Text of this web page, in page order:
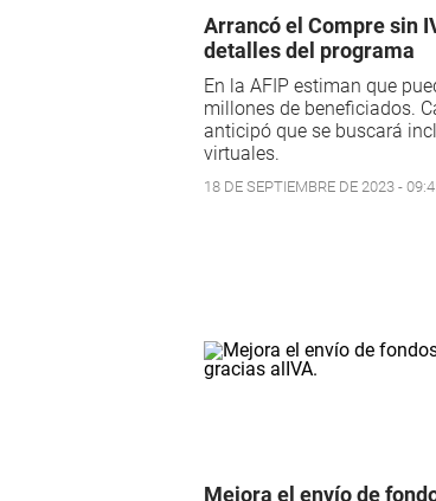
Arrancó el Compre sin
detalles del programa
En la AFIP estiman que
millones de beneficiados.
anticipó que se buscará
virtuales.
18 DE SEPTIEMBRE DE 2023 -
Mejora el envío de